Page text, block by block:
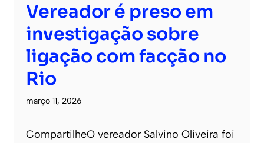
Vereador é preso em
investigação sobre
ligação com facção no
Rio
março 11, 2026
CompartilheO vereador Salvino Oliveira foi